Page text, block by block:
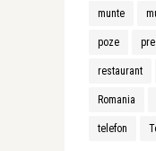
munte
poze
restaurant
Romania
telefon